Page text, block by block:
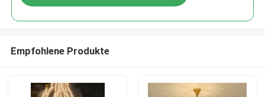
Empfohlene Produkte